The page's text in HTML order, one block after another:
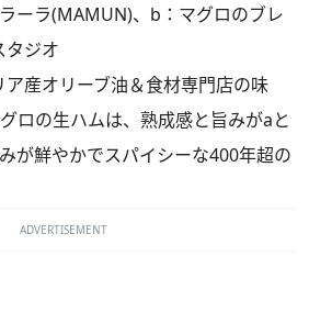
ーラ(MAMUN)、b：マグロのブレ
タジオ
産オリーブ油＆食材専門店の味
ロの生ハムは、熟成感と旨みがaと
が鮮やかでスパイシーな400年超の
ADVERTISEMENT